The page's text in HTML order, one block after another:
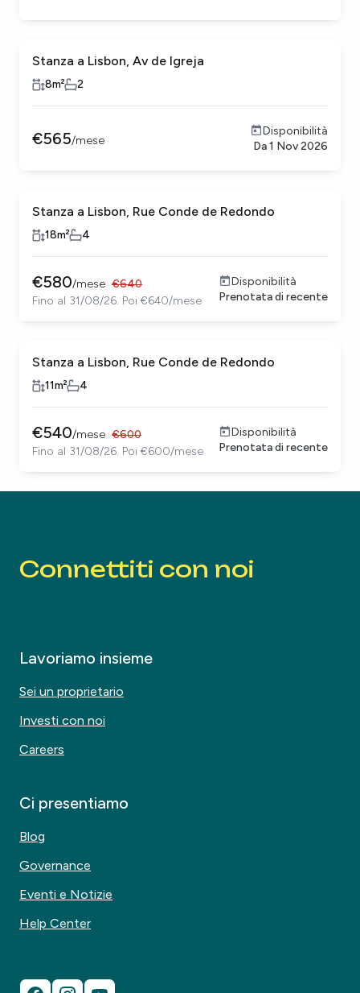
Stanza a Lisbon, Av de Igreja
8m² 2
€565/mese
Disponibilità
Da1 Nov 2026
Stanza a Lisbon, Rue Conde de Redondo
18m² 4
€580/mese €640
Fino al 31/08/26. Poi €640/mese
Disponibilità
Prenotata di recente
Stanza a Lisbon, Rue Conde de Redondo
11m² 4
€540/mese €600
Fino al 31/08/26. Poi €600/mese
Disponibilità
Prenotata di recente
Connettiti con noi
Lavoriamo insieme
Sei un proprietario
Investi con noi
Careers
Ci presentiamo
Blog
Governance
Eventi e Notizie
Help Center